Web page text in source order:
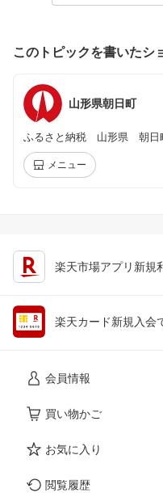
このトピックを書いたシ
山形県朝日町
ふるさと納税 山形県 朝日
メニュー
楽天市場アプリ新規
楽天カード新規入会
会員情報
買い物かご
お気に入り
閲覧履歴